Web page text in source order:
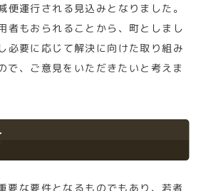
便運行される見込みとなりました。
者もおられることから、町としまし
必要に応じて解決に向けた取り組み
で、ご意見をいただきたいと考えま
要な要件となるものでもあり、若者